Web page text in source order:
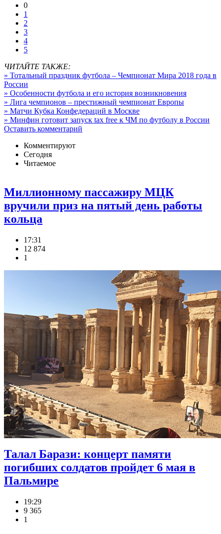
0
1
2
3
4
5
ЧИТАЙТЕ ТАКЖЕ:
» Тотальный праздник футбола – Чемпионат Мира 2018 года в
России
» Особенности футбола и его история возникновения
» Лига чемпионов – престижный чемпионат Европы
» Матчи Кубка Конфедераций в Москве
» Минфин готовит запуск tax free к ЧМ по футболу в России
Оставить комментарий
Комментируют
Сегодня
Читаемое
Миллионному пассажиру МЦК
вручили приз на пятый день работы
кольца
17:31
12 874
1
Талал Барази: концерт памяти
погибших солдатов пройдет 6 мая в
Пальмире
19:29
9 365
1